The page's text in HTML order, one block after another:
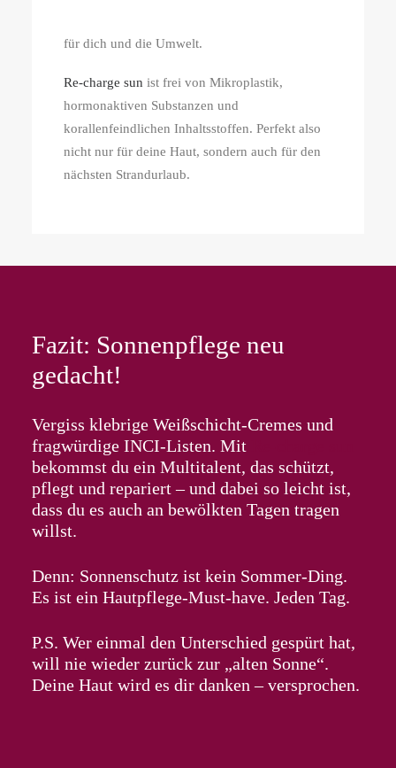
für dich und die Umwelt.
Re-charge sun ist frei von Mikroplastik,
hormonaktiven Substanzen und
korallenfeindlichen Inhaltsstoffen. Perfekt also
nicht nur für deine Haut, sondern auch für den
nächsten Strandurlaub.
Fazit: Sonnenpflege neu
gedacht!
Vergiss klebrige Weißschicht-Cremes und
fragwürdige INCI-Listen. Mit
bekommst du ein Multitalent, das schützt,
pflegt und repariert – und dabei so leicht ist,
dass du es auch an bewölkten Tagen tragen
willst.
Denn: Sonnenschutz ist kein Sommer-Ding.
Es ist ein Hautpflege-Must-have. Jeden Tag.
P.S. Wer einmal den Unterschied gespürt hat,
will nie wieder zurück zur „alten Sonne“.
Deine Haut wird es dir danken – versprochen.